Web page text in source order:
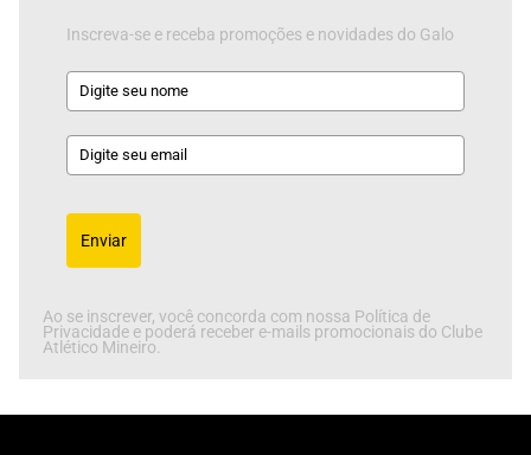
Inscreva-se e receba promoções e novidades do Galo
Enviar
Ao se inscrever, você concorda com nossa Política de
Privacidade e poderá receber e-mails promocionais do Clube
Atlético Mineiro.